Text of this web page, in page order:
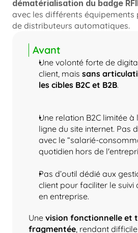
dématérialisation du badge
avec les différents équipements
de distributeurs automatiques.
Avant
Une volonté forte de
client, mais sans
les cibles B2C et B2B.
Une relation B2C limitée à
ligne du site internet. Pas
avec le “salarié-
quotidien hors de
Pas d’outil dédié aux
client pour faciliter le suivi
en entreprise.
Une vision fonctionnelle et
fragmentée, rendant